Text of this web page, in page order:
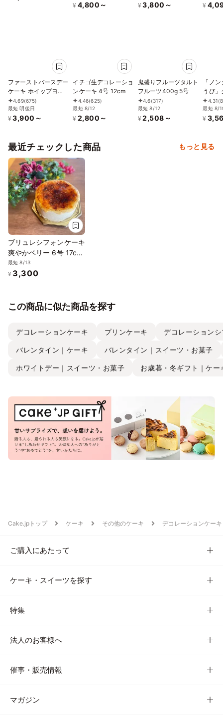
用
¥ 4,800～
グルテンフリー 小
¥ 3,800～
ーキ｜
¥
ファーストバースデー
ケーキ ホイップヨー
グルトクリーム 3号
9cm
4.69(675)
最短 明後日
¥ 3,900～
イチゴ生デコレーショ
ンケーキ 4号 12cm
4.46(625)
最短 8/12
¥ 2,800～
鬼盛りフルーツタルト
フルーツ400g 5号
4.6(317)
最短 8/12
¥ 2,508～
「ノ
うび」
4.31
最短 8/
¥
最近チェックした商品 もっと見る
ブリュレシフォンケーキ
爽やかベリー 6号 17cm
ギフトに最適
最短 8/13
¥ 3,300
この商品に似た商品を探す
デコレーションケーキ プリンケーキ デコレーション
バレンタイン｜ケーキ バレンタイン｜スイーツ・お菓子
ホワイトデー｜スイーツ・お菓子 お歳暮・冬ギフト｜ケー
Cake.jpトップ ケーキ その他のケーキ デコレーションケーキ
ご購入にあたって
ケーキ・スイーツを探す
特集
法人のお客様へ
催事・販売情報
マガジン